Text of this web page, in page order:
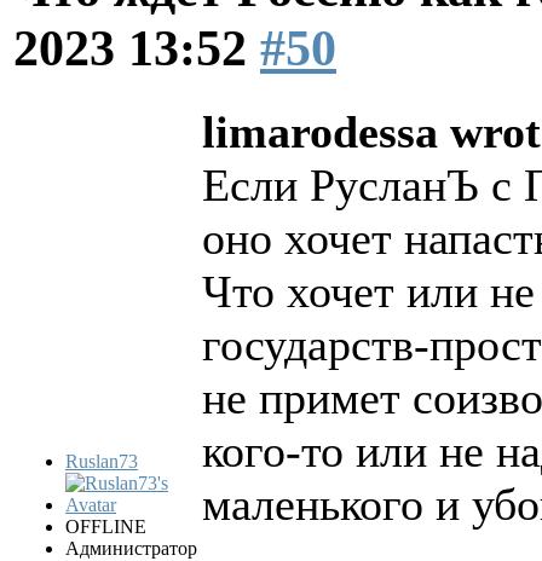
2023 13:52 #50
Ruslan73
OFFLINE
Администратор
limarodessa
Если РусланЪ
оно хочет
Что хочет или
государств-
не примет
кого-то или не
маленького и